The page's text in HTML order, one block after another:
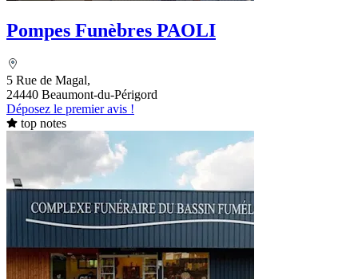
Pompes Funèbres PAOLI
5 Rue de Magal,
24440 Beaumont-du-Périgord
Déposez le premier avis !
top notes